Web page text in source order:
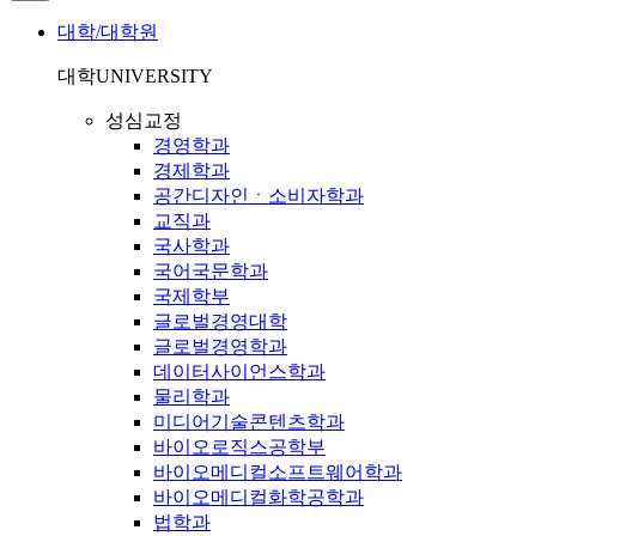
대학/대학원
대학UNIVERSITY
성심교정
경영학과
경제학과
공간디자인ㆍ소비자학과
교직과
국사학과
국어국문학과
국제학부
글로벌경영대학
글로벌경영학과
데이터사이언스학과
물리학과
미디어기술콘텐츠학과
바이오로직스공학부
바이오메디컬소프트웨어학과
바이오메디컬화학공학과
법학과